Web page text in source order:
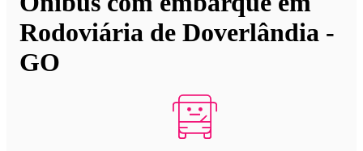
Rodoviária de Doverlândia -
GO